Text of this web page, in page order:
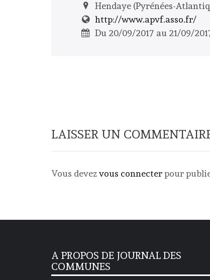
Hendaye (Pyrénées-
http://www.apvf.asso.fr/
Du 20/09/2017 au 21/09/
LAISSER UN
Vous devezvous connecterpour
A PROPOS DE JOURNAL DES
COMMUNES